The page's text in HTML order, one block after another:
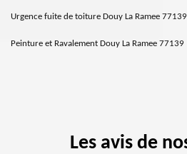
Urgence fuite de toiture Douy La Ramee 77139
Peinture et Ravalement Douy La Ramee 77139
Les avis de